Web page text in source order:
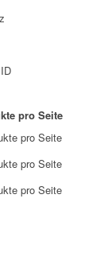
pro Seite
pro Seite
pro Seite
pro Seite